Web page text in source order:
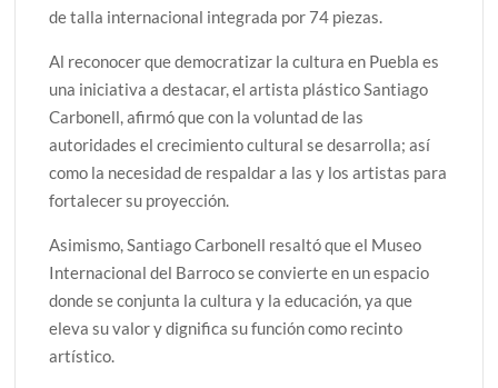
de talla internacional integrada por 74 piezas.
Al reconocer que democratizar la cultura en Puebla es
una iniciativa a destacar, el artista plástico Santiago
Carbonell, afirmó que con la voluntad de las
autoridades el crecimiento cultural se desarrolla; así
como la necesidad de respaldar a las y los artistas para
fortalecer su proyección.
Asimismo, Santiago Carbonell resaltó que el Museo
Internacional del Barroco se convierte en un espacio
donde se conjunta la cultura y la educación, ya que
eleva su valor y dignifica su función como recinto
artístico.